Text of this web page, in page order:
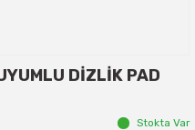
DİZLİK PAD
Stokta Var